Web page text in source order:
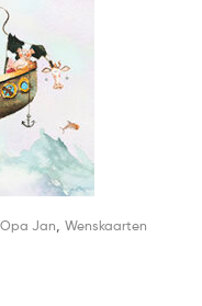
Jan Wenskaarten